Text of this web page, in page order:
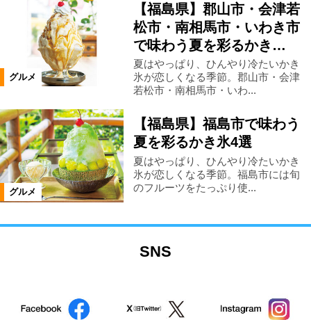
グルメ
【福島県】郡山市・会津若
松市・南相馬市・いわき市
で味わう夏を彩るかき…
夏はやっぱり、ひんやり冷たいかき
氷が恋しくなる季節。郡山市・会津
若松市・南相馬市・いわ...
グルメ
【福島県】福島市で味わう
夏を彩るかき氷4選
夏はやっぱり、ひんやり冷たいかき
氷が恋しくなる季節。福島市には旬
のフルーツをたっぷり使...
SNS